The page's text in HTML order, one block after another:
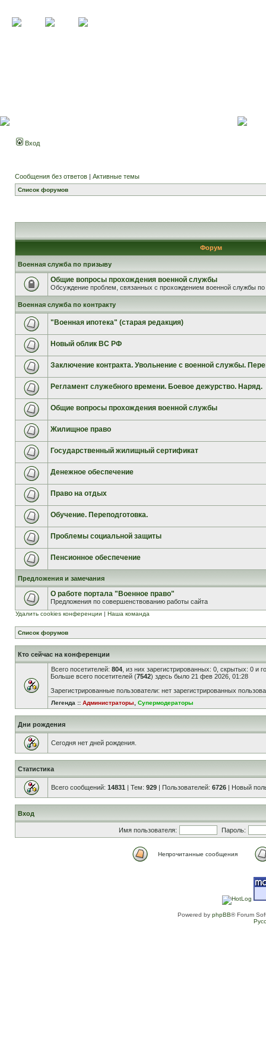
Вход
Сообщения без ответов | Активные темы
Список форумов
Форум
Военная служба по призыву
Общие вопросы прохождения военной службы
Обсуждение проблем, связанных с прохождением военной службы по
Военная служба по контракту
"Военная ипотека" (старая редакция)
Новый облик ВС РФ
Заключение контракта. Увольнение с военной службы.
Регламент служебного времени. Боевое дежурство. Наряд.
Общие вопросы прохождения военной службы
Жилищное право
Государственный жилищный сертификат
Денежное обеспечение
Право на отдых
Обучение. Переподготовка.
Проблемы социальной защиты
Пенсионное обеспечение
Предложения и замечания
О работе портала "Военное право"
Предложения по совершенствованию работы сайта
Удалить cookies конференции | Наша команда
Список форумов
Кто сейчас на конференции
Всего посетителей: 804 , из них зарегистрированных: 0, скрытых: 0 и
Больше всего посетителей (7542) здесь было 21 фев 2026, 01:28
Зарегистрированные пользователи: нет зарегистрированных
Легенда :: Администраторы Супермодераторы
Дни рождения
Сегодня нет дней рождения.
Статистика
Всего сообщений: 14831 | Тем: 929 | Пользователей: 6726 | Новый
Вход
Имя пользователя: Пароль:
Непрочитанные сообщения
Powered by phpBB® Forum